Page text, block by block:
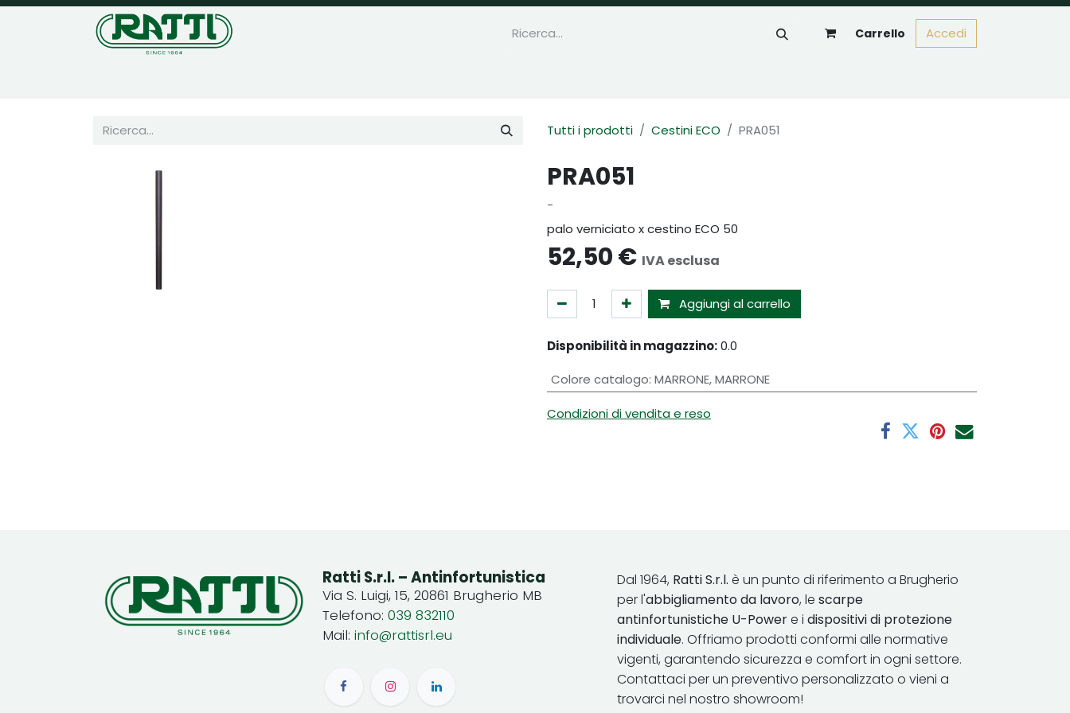
Carrello Accedi
Tutti i prodotti Cestini ECO PRA051
PRA051
-
palo verniciato x cestino ECO 50
52,50€ IVA esclusa
Aggiungi al carrello
Disponibilità in magazzino:0.0
Colore catalogo: MARRONE,MARRONE
Condizioni di vendita e reso
Dal 1964, Ratti S.r.l. è un punto di riferimento a Brugherio
per l'abbigliamento da lavoro, le scarpe
antinfortunistiche U-Powere i dispositivi di protezione
individuale. Offriamo prodotti conformi alle normative
vigenti, garantendo sicurezza e comfort in ​ogni settore.
Contattaci per un preventivo personalizzato o vieni a
trovarci nel nostro showroom!
Ratti S.r.l. – Antinfortunistica
Via S. Luigi, 15, 20861 Brugherio MB
Telefono: 039 832110
Mail: info@rattisrl.eu